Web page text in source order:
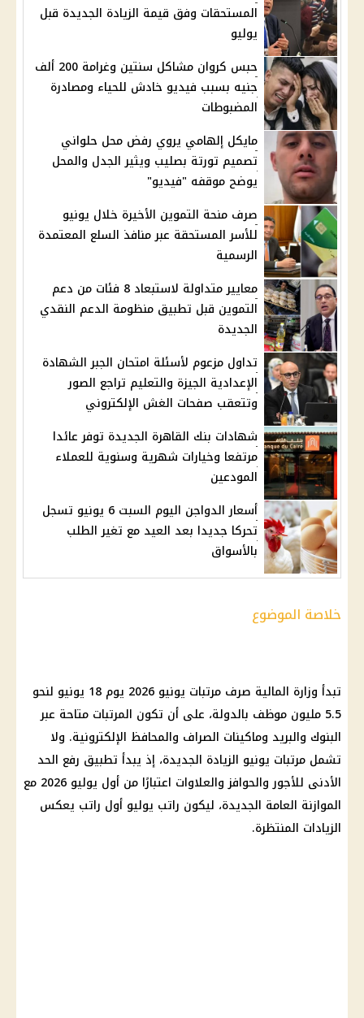
المستحقات وفق قيمة الزيادة الجديدة قبل
يوليو
حبس كروان مشاكل سنتين وغرامة 200 ألف
جنيه بسبب فيديو خادش للحياء ومصادرة
المضبوطات
مايكل إلهامي يروي رفض محل حلواني
تصميم تورتة بصليب ويثير الجدل والمحل
يوضح موقفه "فيديو"
صرف منحة التموين الأخيرة خلال يونيو
للأسر المستحقة عبر منافذ السلع المعتمدة
الرسمية
معايير متداولة لاستبعاد 8 فئات من دعم
التموين قبل تطبيق منظومة الدعم النقدي
الجديدة
تداول مزعوم لأسئلة امتحان الجبر الشهادة
الإعدادية الجيزة والتعليم تراجع الصور
وتتعقب صفحات الغش الإلكتروني
شهادات بنك القاهرة الجديدة توفر عائدا
مرتفعا وخيارات شهرية وسنوية للعملاء
المودعين
أسعار الدواجن اليوم السبت 6 يونيو تسجل
تحركا جديدا بعد العيد مع تغير الطلب
بالأسواق
خلاصة الموضوع
تبدأ وزارة المالية صرف مرتبات يونيو 2026
يوم 18 يونيو لنحو
5.5 مليون موظف بالدولة، على أن تكون المرتبات متاحة عبر
البنوك والبريد وماكينات الصراف والمحافظ الإلكترونية. ولا
تشمل مرتبات يونيو الزيادة الجديدة، إذ يبدأ تطبيق رفع الحد
الأدنى للأجوروالحوافز والعلاوات اعتبارًا من أول يوليو 2026 مع
الموازنة العامة الجديدة، ليكون راتب يوليو أول راتب يعكس
الزيادات المنتظرة.